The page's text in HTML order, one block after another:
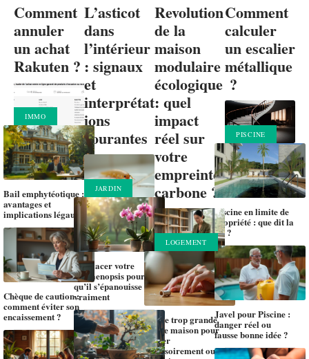
Comment
annuler
un achat
Rakuten ?
IMMO
Bail emphytéotique :
avantages et
implications légaux
Chèque de caution :
comment éviter son
encaissement ?
L’asticot
dans
l’intérieur
: signaux
et
interprétat
ions
courantes
JARDIN
Où placer votre
phalaenopsis pour
qu’il s’épanouisse
vraiment
Revolution
de la
maison
modulaire
écologique
: quel
impact
réel sur
votre
empreinte
carbone ?
LOGEMENT
Bague trop grande
astuce maison pour
ajuster
provisoirement ou
Comment
calculer
un escalier
métallique
?
PISCINE
Piscine en limite de
propriété : que dit la
loi ?
Javel pour Piscine :
danger réel ou
fausse bonne idée ?